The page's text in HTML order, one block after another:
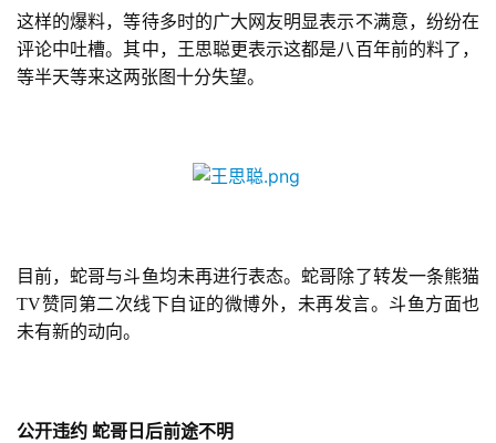
茶
对
站
(
这样的爆料，等待多时的广大网友明显表示不满意，纷纷在
评论中吐槽。其中，王思聪更表示这都是八百年前的料了，
等半天等来这两张图十分失望。
目前，蛇哥与斗鱼均未再进行表态。蛇哥除了转发一条熊猫
TV赞同第二次线下自证的微博外，未再发言。斗鱼方面也
未有新的动向。
公开违约 蛇哥日后前途不明